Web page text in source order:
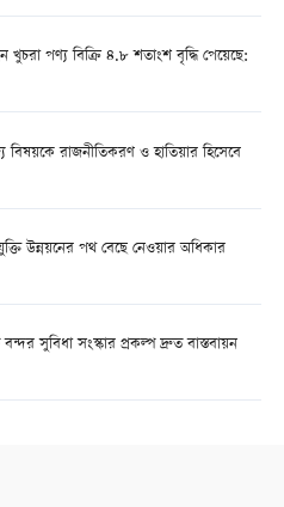
পণ্য বিক্রি ৪.৮ শতাংশ বৃদ্ধি পেয়েছে:
বিষয়কে রাজনীতিকরণ ও হাতিয়ার হিসেবে
উন্নয়নের পথ বেছে নেওয়ার অধিকার
সুবিধা সংস্কার প্রকল্প দ্রুত বাস্তবায়ন